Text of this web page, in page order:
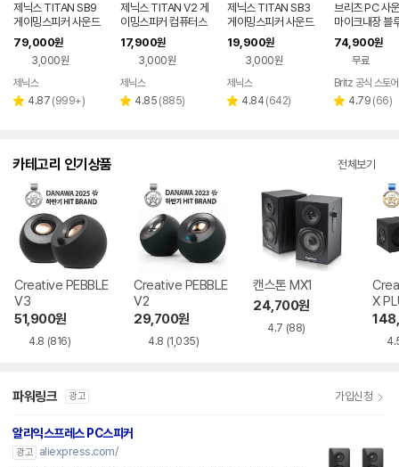
제닉스 TITAN SB9
게이밍스피커 사운드
바 컴퓨터스피커
79,000원
3,000원
페이
제닉스
별 4.87 리
(999+)
제닉스 TITAN V2 게
이밍스피커 컴퓨터스
피커
17,900원
3,000원
페이
제닉스
별 4.85 리
(885)
제닉스 TITAN SB3
게이밍스피커 사운드
바 컴퓨터스피커
19,900원
3,000원
페이
제닉스
별 4.84 리
(642)
브리츠 PC 사
마이크내장 블
5.4 5in1 TV
T900BT
74,900원
무료
Britz 공식 스토어
별 4.79 리
(66)
카테고리 인기상품 전체보기
Creative PEBBLE
V3
51,900원
4.8 (816)
Creative PEBBLE
V2
29,700원
4.8 (1,035)
캔스톤 MX1
24,700원
4.7 (88)
X
파워링크 광고 가입신청
알리익스프레스 PC스피커
광고
aliexpress.com/